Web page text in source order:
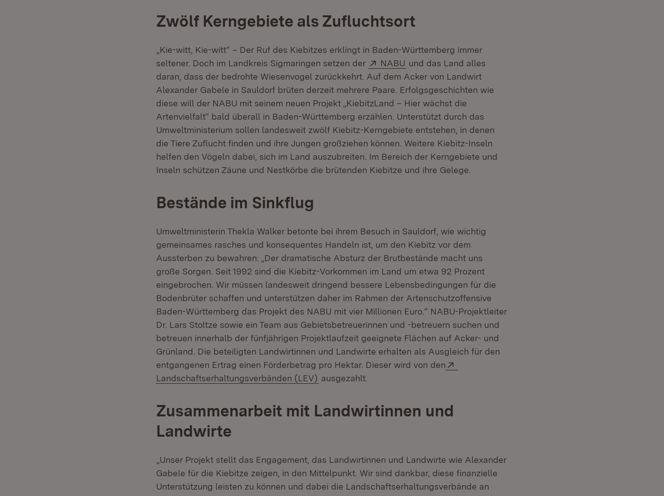
Zwölf Kerngebiete als Zufluchtsort
„Kie-witt, Kie-witt“ – Der Ruf des Kiebitzes erklingt in Baden-Württemberg immer
seltener. Doch im Landkreis Sigmaringen setzen der
Extern:
NABU (Öffnet in neuem Fenster)
und das Land alles
daran, dass der bedrohte Wiesenvogel zurückkehrt. Auf dem Acker von Landwirt
Alexander Gabele in Sauldorf brüten derzeit mehrere Paare. Erfolgsgeschichten wie
diese will der NABU mit seinem neuen Projekt „KiebitzLand – Hier wächst die
Artenvielfalt“ bald überall in Baden-Württemberg erzählen. Unterstützt durch das
Umweltministerium sollen landesweit zwölf Kiebitz-Kerngebiete entstehen, in denen
die Tiere Zuflucht finden und ihre Jungen großziehen können. Weitere Kiebitz-Inseln
helfen den Vögeln dabei, sich im Land auszubreiten. Im Bereich der Kerngebiete und
Inseln schützen Zäune und Nestkörbe die brütenden Kiebitze und ihre Gelege.
Bestände im Sinkflug
Umweltministerin Thekla Walker betonte bei ihrem Besuch in Sauldorf, wie wichtig
gemeinsames rasches und konsequentes Handeln ist, um den Kiebitz vor dem
Aussterben zu bewahren: „Der dramatische Absturz der Brutbestände macht uns
große Sorgen. Seit 1992 sind die Kiebitz-Vorkommen im Land um etwa 92 Prozent
eingebrochen. Wir müssen landesweit dringend bessere Lebensbedingungen für die
Bodenbrüter schaffen und unterstützen daher im Rahmen der Artenschutzoffensive
Baden-Württemberg das Projekt des NABU mit vier Millionen Euro.“ NABU-Projektleiter
Dr. Lars Stoltze sowie ein Team aus Gebietsbetreuerinnen und -betreuern suchen und
betreuen innerhalb der fünfjährigen Projektlaufzeit geeignete Flächen auf Acker- und
Grünland. Die beteiligten Landwirtinnen und Landwirte erhalten als Ausgleich für den
entgangenen Ertrag einen Förderbetrag pro Hektar. Dieser wird von den
Landschaftserhaltungsverbänden (LEV) (Öffnet in neuem Fenster)
ausgezahlt.
Zusammenarbeit mit Landwirtinnen und
Landwirte
„Unser Projekt stellt das Engagement, das Landwirtinnen und Landwirte wie Alexander
Gabele für die Kiebitze zeigen, in den Mittelpunkt. Wir sind dankbar, diese finanzielle
Unterstützung leisten zu können und dabei die Landschaftserhaltungsverbände an